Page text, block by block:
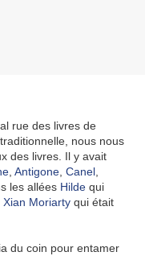
rue des livres de
nous nous
des livres. Il y avait
Antigone Canel
les allées Hilde qui
Xian Moriarty qui était
du coin pour entamer